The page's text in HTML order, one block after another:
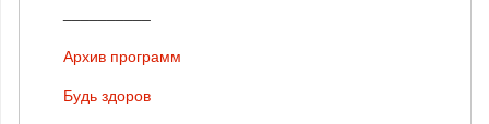
Архив программ
Будь здоров